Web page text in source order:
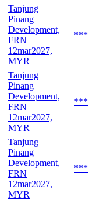
Tanjung
Pinang
Development,
FRN
12mar2027,
MYR
***
Tanjung
Pinang
Development,
FRN
12mar2027,
MYR
***
Tanjung
Pinang
Development,
FRN
12mar2027,
MYR
***